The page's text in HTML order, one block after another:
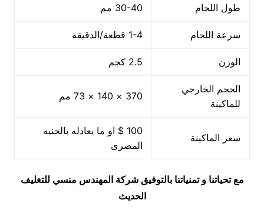
طول اللحام 30-40 مم
سرعة اللحام 1-4 قطعة/الدقيقة
الوزن 2.5 كجم
الحجم الخارجي
للماكينة
370 × 140 × 73 مم
سعر الماكينة
100 $ او ما يعادله بالجنيه
المصرى
مع تحياتنا و تمنياتنا بالتوفيق شركة المهندس منسي للتغليف
الحديث